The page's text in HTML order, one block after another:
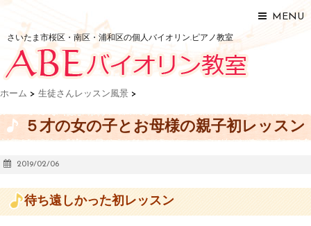
MENU
さいたま市桜区・南区・浦和区の個人バイオリン.ピアノ教室
ホーム > 生徒さんレッスン風景 >
５才の女の子とお母様の親子初レッスン
2019/02/06
待ち遠しかった初レッスン